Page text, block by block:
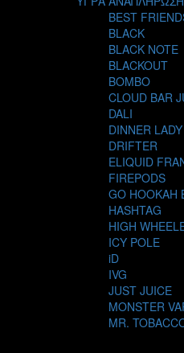
BEST
BLACK
BLACK NOTE
BLACKOUT
BOMBO
CLOUD BAR
DALI
DINNER LADY
DRIFTER
ELIQUID
FIREPODS
GO HOOKAH
HASHTAG
HIGH
ICY POLE
iD
IVG
JUST JUICE
MONSTER
MR.